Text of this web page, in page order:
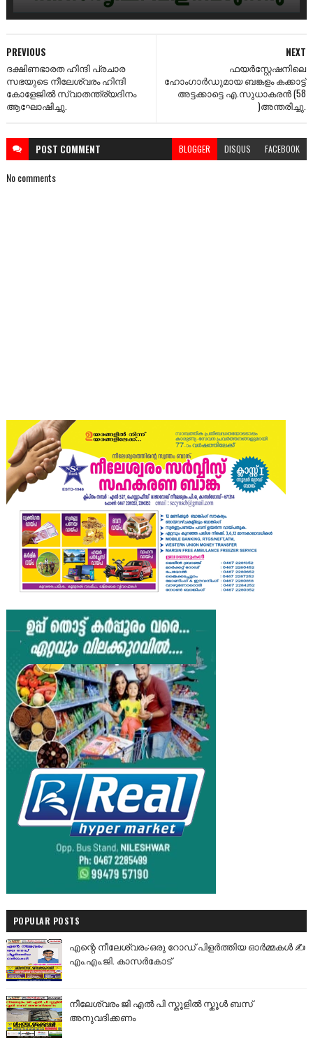
NEXT
ഫയര്‍‌സ്റ്റേഷനിലെ
ഹോംഗാര്‍ഡുമായ ബങ്കളം കക്കാട്ട്
അട്ടക്കാട്ടെ എ.സുധാകരന്‍ (58
)അന്തരിച്ചു.
PREVIOUS
ദക്ഷിണഭാരത ഹിന്ദി പ്രചാര
സഭയുടെ നീലേശ്വരം ഹിന്ദി
കോളേജിൽ സ്വാതന്ത്ര്യദിനം
ആഘോഷിച്ചു.
POST COMMENT BLOGGER DISQUS FACEBOOK
No comments
POPULAR POSTS
എന്റെ നീലേശ്വരം:ഒരു റോഡ് പിളർത്തിയ ഓർമ്മകൾ ✍️
എം.എം.ജി. കാസർകോട്
നീലേശ്വരം ജി എൽ പി സ്കൂളിൽ സ്കൂൾ ബസ്
അനുവദിക്കണം